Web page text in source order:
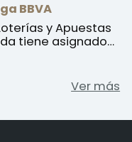
BBVA
y Apuestas
tiene asignado
Ver más